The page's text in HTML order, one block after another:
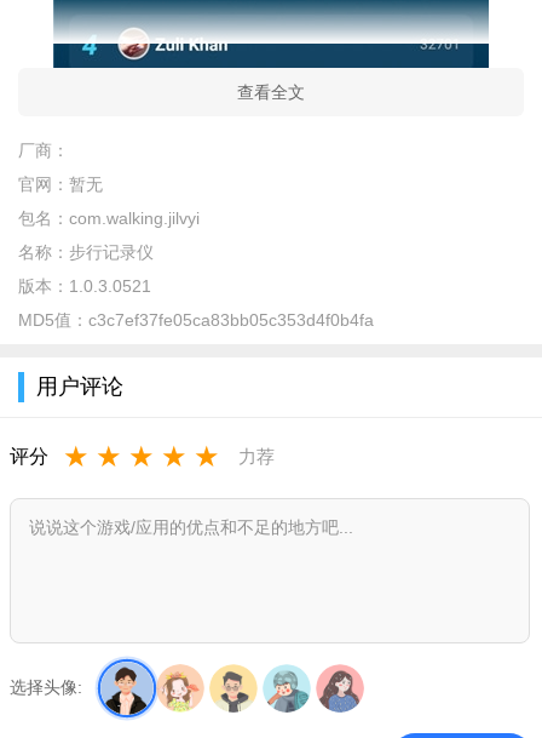
软件特色
1、可以轻松的知道自己每天的运动步数，实时的进行监测，
2、设置自己的运动目标，观看步数排行榜，可以更好的鼓励
看见自己累积的数据。
软件亮点
1、用户需要正确的录入信息，主要用于计算步数和消耗的能
查看全文
厂商：
官网： 暂无
包名： com.walking.jilvyi
名称： 步行记录仪
版本： 1.0.3.0521
MD5值： c3c7ef37fe05ca83bb05c353d4f0b4fa
用户评论
评分 ★ ★ ★ ★ ★ 力荐
选择头像: